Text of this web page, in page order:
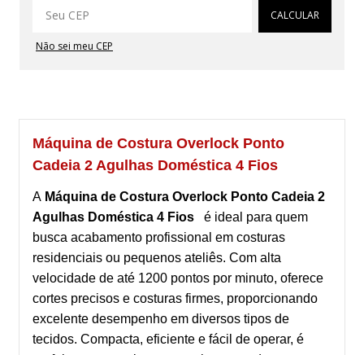
CALCULAR
Não sei meu CEP
Máquina de Costura Overlock Ponto
Cadeia 2 Agulhas Doméstica 4 Fios
A Máquina de Costura Overlock Ponto Cadeia 2
Agulhas Doméstica 4 Fios
é ideal para quem
busca acabamento profissional em costuras
residenciais ou pequenos ateliês. Com alta
velocidade de até 1200 pontos por minuto, oferece
cortes precisos e costuras firmes, proporcionando
excelente desempenho em diversos tipos de
tecidos. Compacta, eficiente e fácil de operar, é